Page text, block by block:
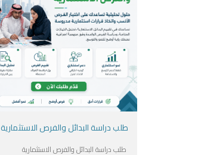
طلب دراسة البدائل والفرص الاستثمارية
طلب دراسة البدائل والفرص الاستثمارية